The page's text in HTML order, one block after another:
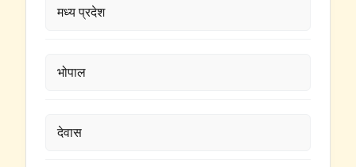
मध्य प्रदेश
भोपाल
देवास